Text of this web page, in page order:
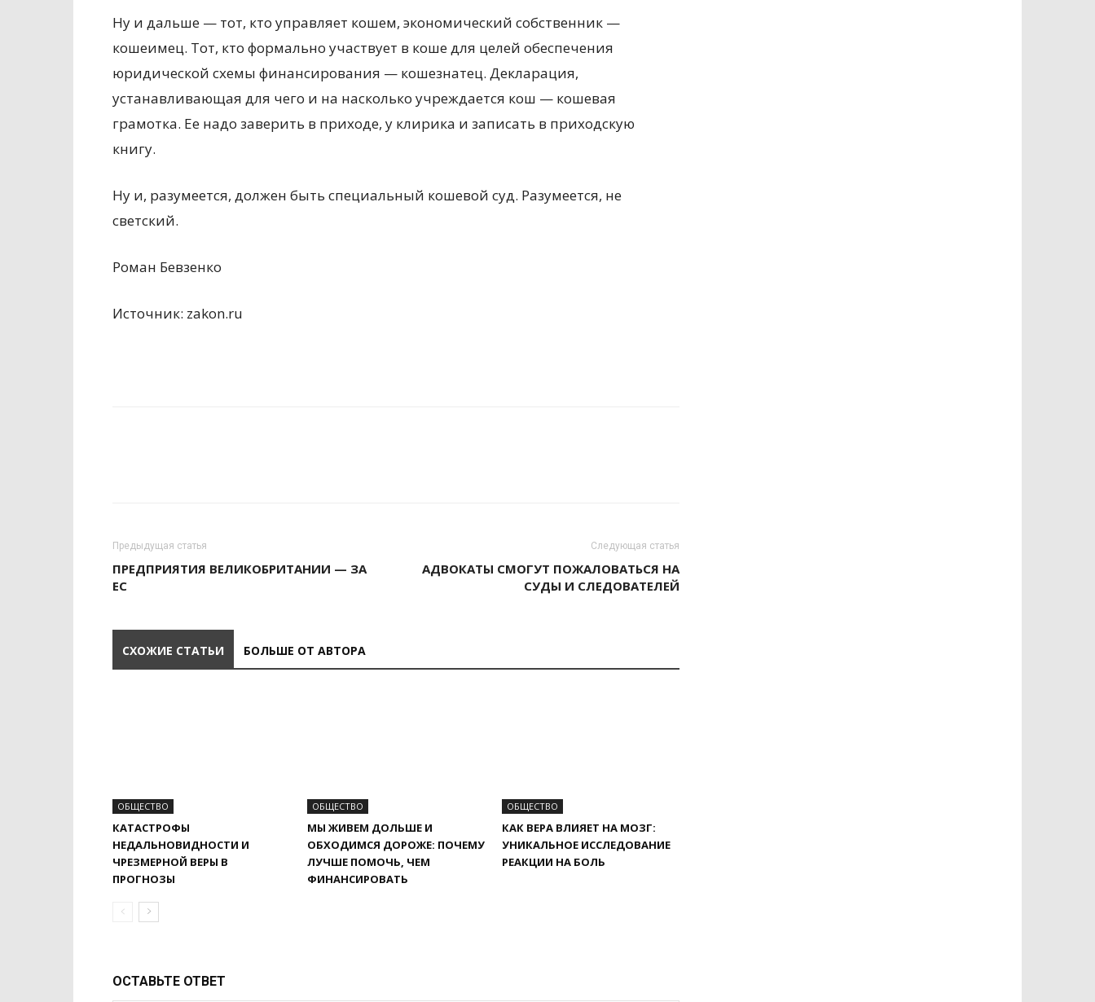
Ну и дальше — тот, кто управляет кошем, экономический собственник —
кошеимец. Тот, кто формально участвует в коше для целей обеспечения
юридической схемы финансирования — кошезнатец. Декларация,
устанавливающая для чего и на насколько учреждается кош — кошевая
грамотка. Ее надо заверить в приходе, у клирика и записать в приходскую
книгу.
Ну и, разумеется, должен быть специальный кошевой суд. Разумеется, не
светский.
Роман Бевзенко
Источник: zakon.ru
Предыдущая статья
ПРЕДПРИЯТИЯ ВЕЛИКОБРИТАНИИ — ЗА
ЕС
Следующая статья
АДВОКАТЫ СМОГУТ ПОЖАЛОВАТЬСЯ НА
СУДЫ И СЛЕДОВАТЕЛЕЙ
СХОЖИЕ СТАТЬИ БОЛЬШЕ ОТ АВТОРА
ОБЩЕСТВО
КАТАСТРОФЫ
НЕДАЛЬНОВИДНОСТИ И
ЧРЕЗМЕРНОЙ ВЕРЫ В
ПРОГНОЗЫ
ОБЩЕСТВО
МЫ ЖИВЕМ ДОЛЬШЕ И
ОБХОДИМСЯ ДОРОЖЕ: ПОЧЕМУ
ЛУЧШЕ ПОМОЧЬ, ЧЕМ
ФИНАНСИРОВАТЬ
ОБЩЕСТВО
КАК ВЕРА ВЛИЯЕТ НА МОЗГ:
УНИКАЛЬНОЕ ИССЛЕДОВАНИЕ
РЕАКЦИИ НА БОЛЬ
ОСТАВЬТЕ ОТВЕТ